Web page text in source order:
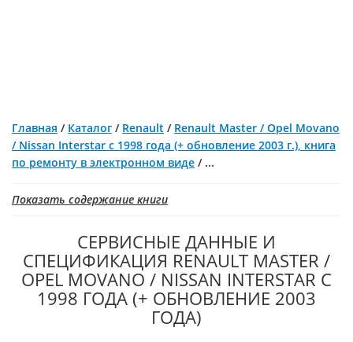
Главная / Каталог / Renault / Renault Master / Opel Movano
/ Nissan Interstar с 1998 года (+ обновление 2003 г.), книга
по ремонту в электронном виде / ...
Показать содержание книги
СЕРВИСНЫЕ ДАННЫЕ И
СПЕЦИФИКАЦИЯ RENAULT MASTER /
OPEL MOVANO / NISSAN INTERSTAR С
1998 ГОДА (+ ОБНОВЛЕНИЕ 2003
ГОДА)